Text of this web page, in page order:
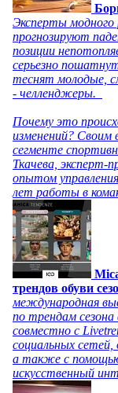
Эксперты
прогнозируют
позиции
серьезно
теснят молодые,
- челленджеры.
Почему это
изменений? Своим
сегменте
Ткачева, эксперт-
опытом
лет работы в
трендов обуви
международная
по трендам
совместно с
социальных сетей,
а также с
искусственный